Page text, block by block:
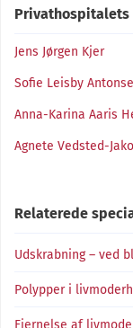
Jens Jørgen Kjer
Sofie Leisby
Anna-Karina Aaris
Agnete Vedsted-
Relaterede
Udskrabning – ved
Polypper i